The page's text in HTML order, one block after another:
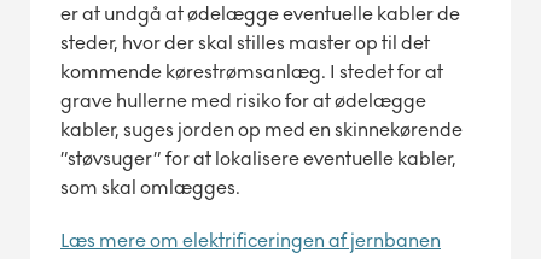
er at undgå at ødelægge eventuelle kabler de
steder, hvor der skal stilles master op til det
kommende kørestrømsanlæg. I stedet for at
grave hullerne med risiko for at ødelægge
kabler, suges jorden op med en skinnekørende
”støvsuger” for at lokalisere eventuelle kabler,
som skal omlægges.
Læs mere om elektrificeringen af jernbanen